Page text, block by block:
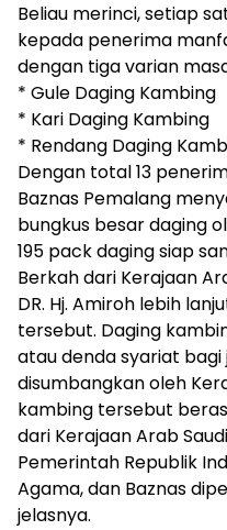
Beliau merinci, setiap
kepada penerima
dengan tiga varian
* Gule Daging Kambing
* Kari Daging Kambing
* Rendang Daging
Dengan total 13
Baznas Pemalang
bungkus besar daging
195 pack daging siap
Berkah dari Kerajaan
DR. Hj. Amiroh lebih
tersebut. Daging
atau denda syariat
disumbangkan oleh
kambing tersebut
dari Kerajaan Arab
Pemerintah Republik
Agama, dan Baznas
jelasnya.